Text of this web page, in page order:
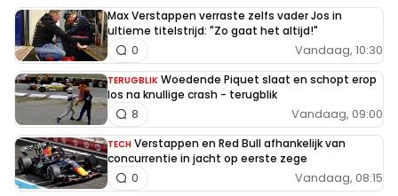
Max Verstappen verraste zelfs vader Jos in
ultieme titelstrijd: "Zo gaat het altijd!"
Vandaag, 10:30
0
TERUGBLIK Woedende Piquet slaat en schopt erop
los na knullige crash - terugblik
Vandaag, 09:00
8
TECH Verstappen en Red Bull afhankelijk van
concurrentie in jacht op eerste zege
Vandaag, 08:15
0